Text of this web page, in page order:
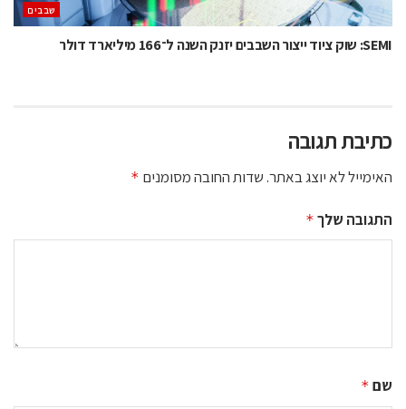
‫שבבים‬
SEMI: שוק ציוד ייצור השבבים יזנק השנה ל־166 מיליארד דולר
כתיבת תגובה
האימייל לא יוצג באתר.שדות החובה מסומנים *
התגובה שלך *
שם *